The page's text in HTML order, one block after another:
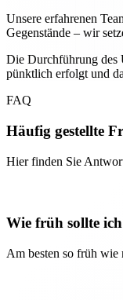
Unsere erfahrenen
Gegenstände – wir
Die Durchführung des
pünktlich erfolgt und
FAQ
Häufig gestellte
Hier finden Sie
Wie früh sollte
Am besten so früh wie